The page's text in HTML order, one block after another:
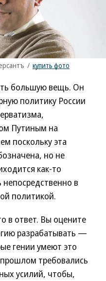
/ купить фото
большую вещь. Он
политику России
Путиным на
поскольку эта
но не
как-то
непосредственно в
политикой.
в ответ. Вы оцените
разрабатывать —
гении умеют это
требовались
усилий, чтобы,